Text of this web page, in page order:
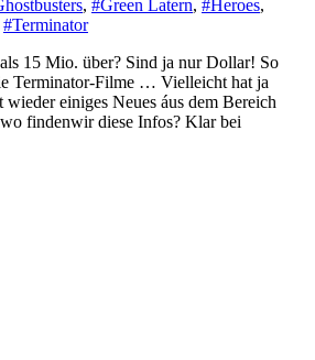
, #Green Latern, #Heroes,
#Terminator
Terminator-Filme … Vielleicht hat ja
wieder einiges Neues áus dem Bereich
findenwir diese Infos? Klar bei